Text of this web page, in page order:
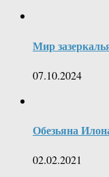
Мир
07.10.2024
Обезьяна
02.02.2021